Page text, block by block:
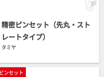
精密ピンセット（先丸・スト
レートタイプ）
タミヤ
ピンセット